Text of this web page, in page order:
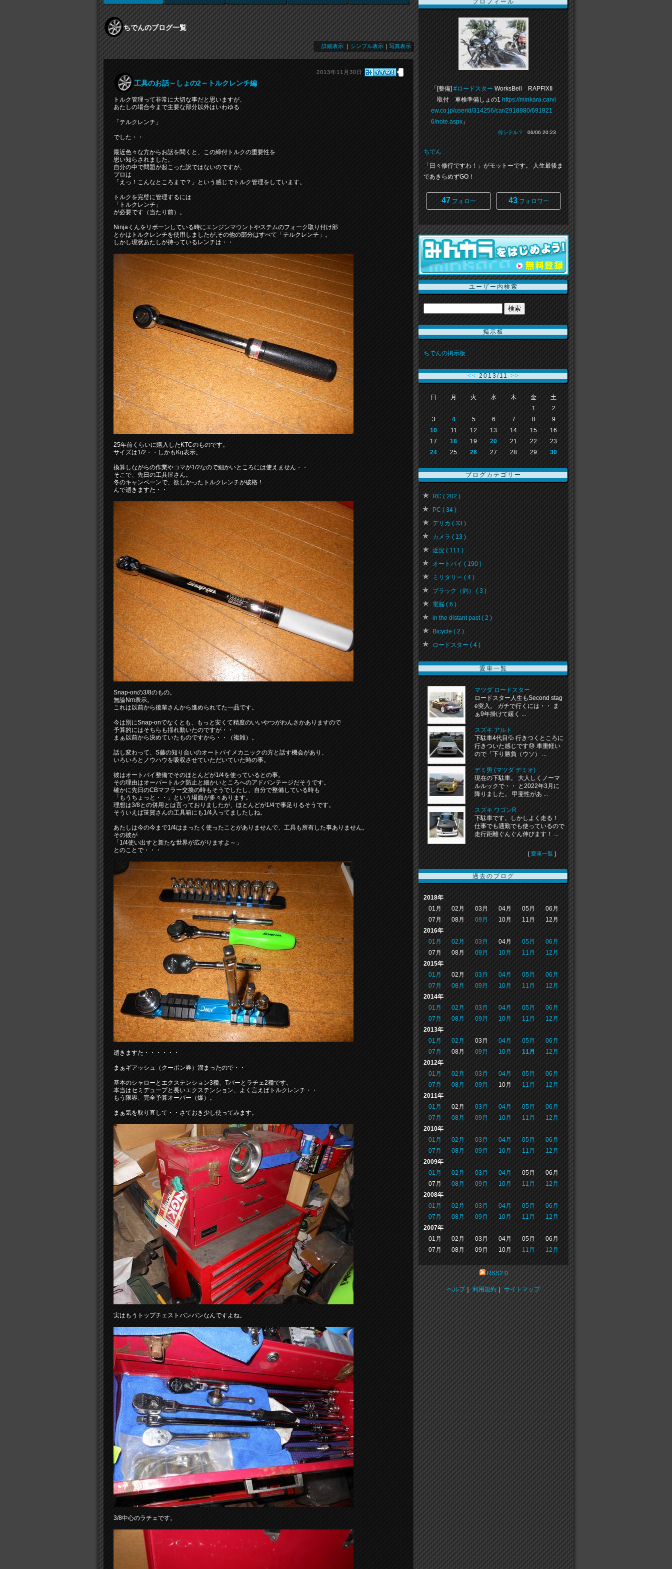
ちでんのブログ一覧
詳細表示 ｜ シンプル表示 ｜ 写真表示
2013年11月30日
工具のお話～しょの2～トルクレンチ編
トルク管理って非常に大切な事だと思いますが、
あたしの場合今まで主要な部分以外はいわゆる
「テルクレンチ」
でした・・
最近色々な方からお話を聞くと、この締付トルクの重要性を
思い知らされました。
自分の中で問題が起こった訳ではないのですが、
プロは
「えっ！こんなところまで？」という感じでトルク管理をしています。
トルクを完璧に管理するには
「トルクレンチ」
が必要です（当たり前）。
Ninjaくんをリボーンしている時にエンジンマウントやステムのフォーク取り付け部
とかはトルクレンチを使用しましたが,その他の部分はすべて「テルクレンチ」。
しかし現状あたしが持っているレンチは・・
25年前くらいに購入したKTCのものです。
サイズは1/2・・しかもKg表示。
換算しながらの作業やコマが1/2なので細かいところには使えません・・
そこで、先日の工具屋さん。
冬のキャンペーンで、欲しかったトルクレンチが破格！
んで逝きますた・・
Snap-onの3/8のもの。
無論Nm表示。
これは以前から後輩さんから進められてた一品です。
今は別にSnap-onでなくとも、もっと安くて精度のいいやつがわんさかありますので
予算的にはそちらも揺れ動いたのですが・・
まぁ以前から決めていたものですから・・（複雑）。
話し変わって、S藤の知り合いのオートバイメカニックの方と話す機会があり、
いろいろとノウハウを吸収させていただいていた時の事。
彼はオートバイ整備でそのほとんどが1/4を使っているとの事。
その理由はオーバートルク防止と細かいところへのアドバンテージだそうです。
確かに先日のCBマフラー交換の時もそうでしたし、自分で整備している時も
「もうちょっと・・」という場面が多々あります。
理想は3/8との併用とは言っておりましたが、ほとんどが1/4で事足りるそうです。
そういえば笹賀さんの工具箱にも1/4入ってましたしね。
あたしは今の今まで1/4はまったく使ったことがありませんで、工具も所有した事ありません。
その彼が
「1/4使い出すと新たな世界が広がりますよ～」
とのことで・・・
逝きますた・・・・・・
まぁギアッシュ（クーポン券）溜まったので・・
基本のシャローとエクステンション3種、Tバーとラチェ2種です。
本当はセミデュープと長いエクステンション、よく言えばトルクレンチ・・
もう限界、完全予算オーバー（爆）。
まぁ気を取り直して・・さておき少し使ってみます。
実はもうトップチェストパンパンなんですよね。
3/8中心のラチェです。
プロフィール
「[整備] #ロードスター WorksBell RAPFIXII
取付 車検準備しょの1 https://minkara.carvi
ew.co.jp/userid/314256/car/2918980/691821
6/note.aspx 」
何シテル？ 06/06 20:23
ちでん
「日々修行ですわ！」がモットーです。 人生最後ま
であきらめずGO！
47 フォロー 43フォロワー
ユーザー内検索
掲示板
ちでんの掲示板
<< 2013/11 >>
日 月 火 水 木 金
土
1
2
3
4 5 6 7 8
9
10
11 12 13 14 15
16
17
18 19 20 21 22
23
24
25 26 27 28 29 30
ブログカテゴリー
RC ( 202 )
PC ( 34 )
デリカ ( 33 )
カメラ ( 13 )
近況 ( 111 )
オートバイ ( 190 )
ミリタリー ( 4 )
ブラック（釣） ( 3 )
電脳 ( 6 )
in the distant past ( 2 )
Bicycle ( 2 )
ロードスター ( 4 )
愛車一覧
マツダ ロードスター
ロードスター人生もSecond stag
e突入。 ガチで行くには・・ ま
ぁ9年掛けて緩く ...
スズキ アルト
下駄車4代目💦 行きつくところに
行きついた感じです😓 車重軽い
ので「下り勝負（ウソ） ...
デミ男 (マツダ デミオ)
現在の下駄車。 大人しくノーマ
ルルックで・・ と2022年3月に
降りました。 甲斐性があ ...
スズキ ワゴンR
下駄車です。しかしよく走る！
仕事でも通勤でも使っているので
走行距離ぐんぐん伸びます！ ...
[ 愛車一覧 ]
過去のブログ
2018年
01月
02月 03月 04月 05月
06月
07月
08月 09月 10月 11月
12月
2016年
01月
02月 03月 04月 05月
06月
07月
08月 09月 10月 11月
12月
2015年
01月
02月 03月 04月 05月
06月
07月
08月 09月 10月 11月
12月
2014年
01月
02月 03月 04月 05月
06月
07月
08月 09月 10月 11月
12月
2013年
01月
02月 03月 04月 05月
06月
07月
08月 09月 10月 11月
12月
2012年
01月
02月 03月 04月 05月
06月
07月
08月 09月 10月 11月
12月
2011年
01月
02月 03月 04月 05月
06月
07月
08月 09月 10月 11月
12月
2010年
01月
02月 03月 04月 05月
06月
07月
08月 09月 10月 11月
12月
2009年
01月
02月 03月 04月 05月
06月
07月
08月 09月 10月 11月
12月
2008年
01月
02月 03月 04月 05月
06月
07月
08月 09月 10月 11月
12月
2007年
01月
02月 03月 04月 05月
06月
07月
08月 09月 10月 11月 12月
RSS2.0
ヘルプ｜利用規約｜ サイトマップ